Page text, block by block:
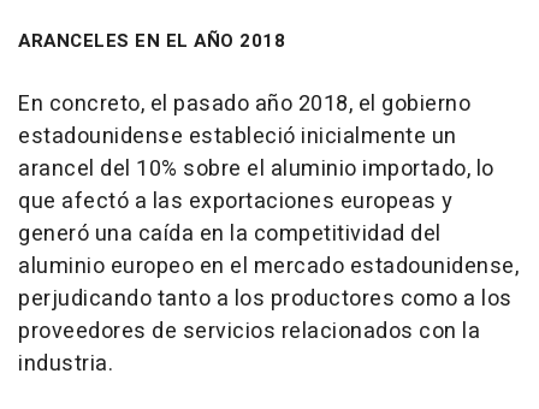
ARANCELES EN EL AÑO 2018
En concreto, el pasado año 2018, el gobierno
estadounidense estableció inicialmente un
arancel del 10% sobre el aluminio importado, lo
que afectó a las exportaciones europeas y
generó una caída en la competitividad del
aluminio europeo en el mercado estadounidense,
perjudicando tanto a los productores como a los
proveedores de servicios relacionados con la
industria.